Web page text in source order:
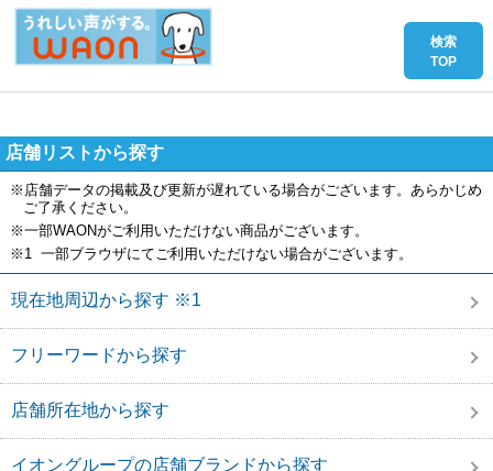
店舗リストから探す
※店舗データの掲載及び更新が遅れている場合がございます。あらかじめ
ご了承ください。
※一部WAONがご利用いただけない商品がございます。
※1 一部ブラウザにてご利用いただけない場合がございます。
現在地周辺から探す ※1
フリーワードから探す
店舗所在地から探す
イオングループの店舗ブランドから探す